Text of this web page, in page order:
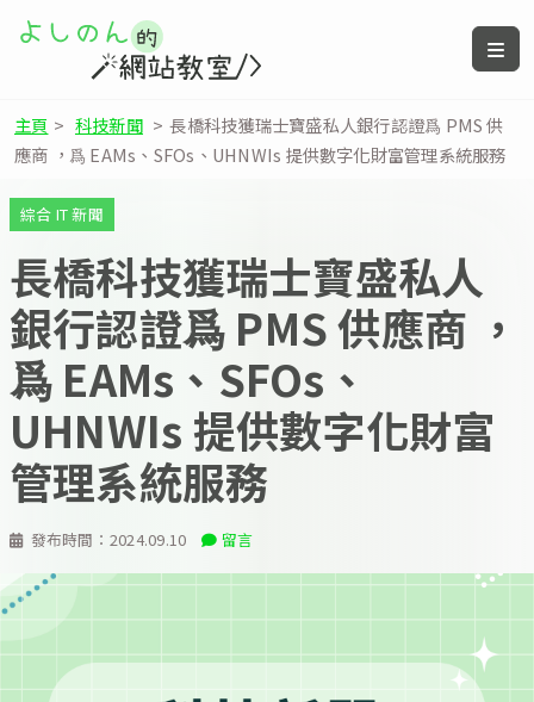
主頁 > 科技新聞 > 長橋科技獲瑞士寶盛私人銀行認證爲 PMS 供
應商 ，爲 EAMs、SFOs、UHNWIs 提供數字化財富管理系統服務
發布時間： 2024.09.10 留言
綜合 IT 新聞
長橋科技獲瑞士寶盛私人
銀行認證爲 PMS 供應商 ，
爲 EAMs、SFOs、
UHNWIs 提供數字化財富
管理系統服務